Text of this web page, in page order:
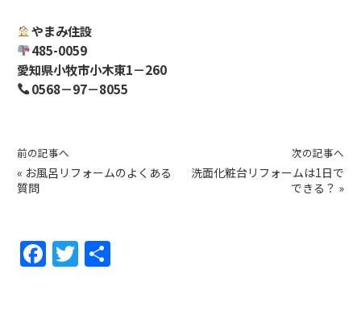
やまみ住設
485-0059
愛知県小牧市小木東1－260
0568－97－8055
前の記事へ
« お風呂リフォームのよくある
質問
次の記事へ
洗面化粧台リフォームは1日で
できる？ »
F
a
T
w